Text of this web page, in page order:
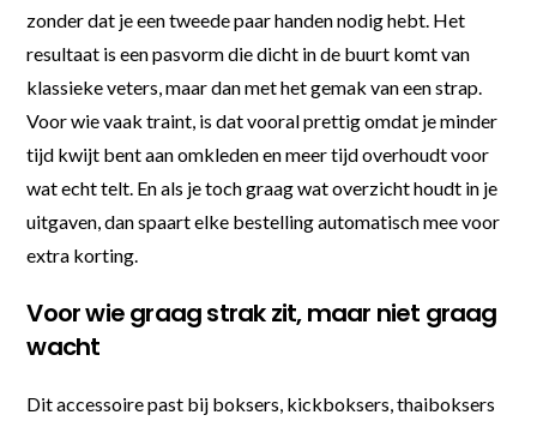
zonder dat je een tweede paar handen nodig hebt. Het
resultaat is een pasvorm die dicht in de buurt komt van
klassieke veters, maar dan met het gemak van een strap.
Voor wie vaak traint, is dat vooral prettig omdat je minder
tijd kwijt bent aan omkleden en meer tijd overhoudt voor
wat echt telt. En als je toch graag wat overzicht houdt in je
uitgaven, dan spaart elke bestelling automatisch mee voor
extra korting.
Voor wie graag strak zit, maar niet graag
wacht
Dit accessoire past bij boksers, kickboksers, thaiboksers